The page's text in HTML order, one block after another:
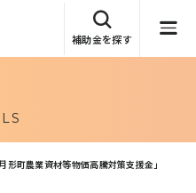
補助金を探す
形町農業資材等物価高騰対策支援金」